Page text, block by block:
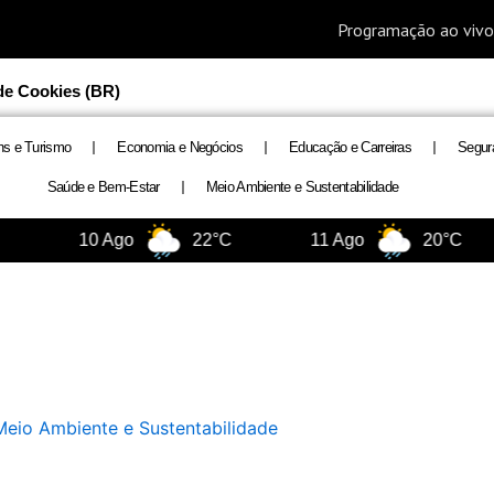
Cookies (BR)
e Turismo Economia e Negócios Educação e Carreiras
Saúde e Bem-Estar Meio Ambiente e Sustentabilidade
10 Ago 22°C 11 Ago 20°C
Ambiente e Sustentabilidade